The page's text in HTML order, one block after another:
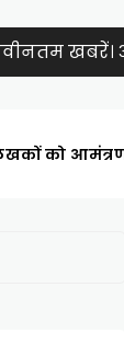
खबरें।
को